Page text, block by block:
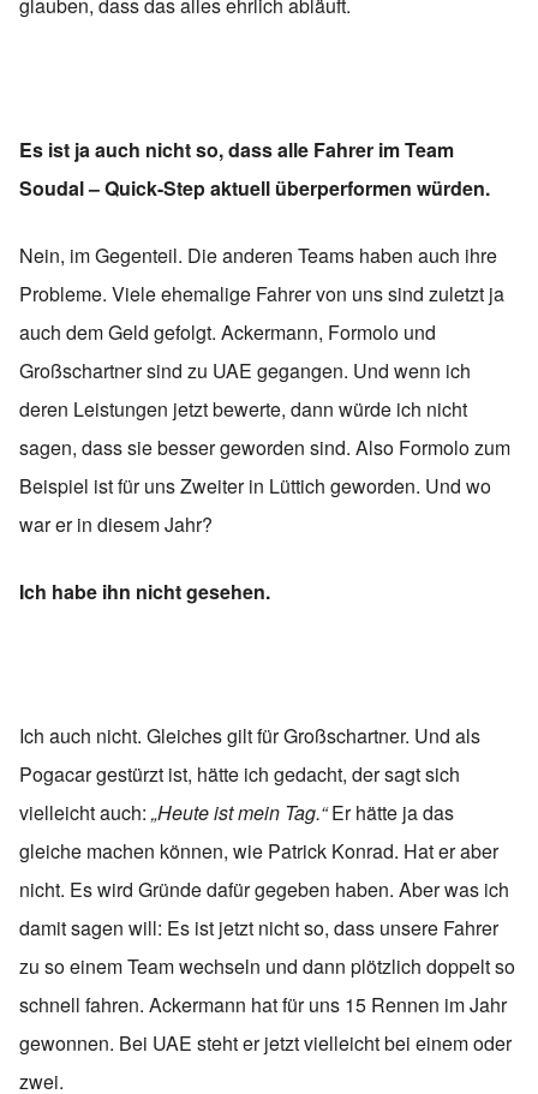
glauben, dass das alles ehrlich abläuft.
Es ist ja auch nicht so, dass alle Fahrer im Team
Soudal – Quick-Step aktuell überperformen würden.
Nein, im Gegenteil. Die anderen Teams haben auch ihre
Probleme. Viele ehemalige Fahrer von uns sind zuletzt ja
auch dem Geld gefolgt. Ackermann, Formolo und
Großschartner sind zu UAE gegangen. Und wenn ich
deren Leistungen jetzt bewerte, dann würde ich nicht
sagen, dass sie besser geworden sind. Also Formolo zum
Beispiel ist für uns Zweiter in Lüttich geworden. Und wo
war er in diesem Jahr?
Ich habe ihn nicht gesehen.
Ich auch nicht. Gleiches gilt für Großschartner. Und als
Pogacar gestürzt ist, hätte ich gedacht, der sagt sich
vielleicht auch: „Heute ist mein Tag.“Er hätte ja das
gleiche machen können, wie Patrick Konrad. Hat er aber
nicht. Es wird Gründe dafür gegeben haben. Aber was ich
damit sagen will: Es ist jetzt nicht so, dass unsere Fahrer
zu so einem Team wechseln und dann plötzlich doppelt so
schnell fahren. Ackermann hat für uns 15 Rennen im Jahr
gewonnen. Bei UAE steht er jetzt vielleicht bei einem oder
zwei.